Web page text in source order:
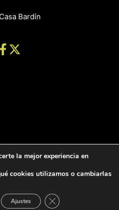
Bardín
de Informática de Diputación
la mejor experiencia en
cookies utilizamos o cambiarlas
Ajustes Cerrar el banner de